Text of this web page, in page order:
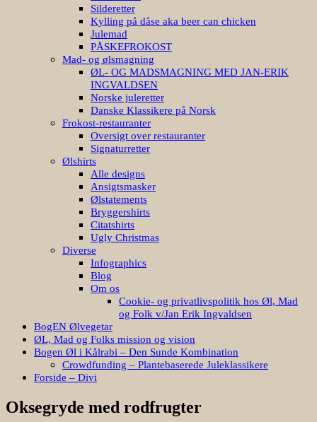
Silderetter
Kylling på dåse aka beer can chicken
Julemad
PÅSKEFROKOST
Mad- og ølsmagning
ØL- OG MADSMAGNING MED JAN-ERIK
INGVALDSEN
Norske juleretter
Danske Klassikere på Norsk
Frokost-restauranter
Oversigt over restauranter
Signaturretter
Ølshirts
Alle designs
Ansigtsmasker
Ølstatements
Bryggershirts
Citatshirts
Ugly Christmas
Diverse
Infographics
Blog
Om os
Cookie- og privatlivspolitik hos Øl, Mad
og Folk v/Jan Erik Ingvaldsen
BogEN Ølvegetar
ØL, Mad og Folks mission og vision
Bogen Øl i Kålrabi – Den Sunde Kombination
Crowdfunding – Plantebaserede Juleklassikere
Forside – Divi
Oksegryde med rodfrugter